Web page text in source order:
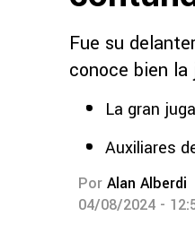
Fue su
conoce bien la
La gran
Auxiliares
Por Alan Alberdi
04/08/2024 -